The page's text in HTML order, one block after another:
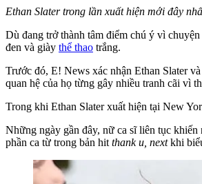
Ethan Slater trong lần xuất hiện mới đây
Dù đang trở thành tâm điểm chú ý vì
đen và giày thể thao trắng.
Trước đó, E! News xác nhận Ethan Slater
quan hệ của họ từng gây nhiều tranh cãi vì
Trong khi Ethan Slater xuất hiện tại New
Những ngày gần đây, nữ ca sĩ liên tục
phần ca từ trong bản hit thank u, nextkhi